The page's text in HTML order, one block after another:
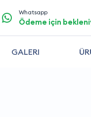
Whatsapp
Ödeme için
GALERI